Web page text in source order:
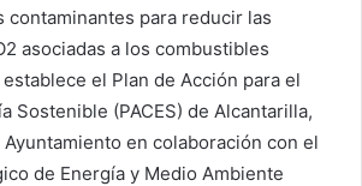
contaminantes para reducir las
asociadas a los combustibles
el Plan de Acción para el
Sostenible (PACES) de Alcantarilla,
en colaboración con el
de Energía y Medio Ambiente